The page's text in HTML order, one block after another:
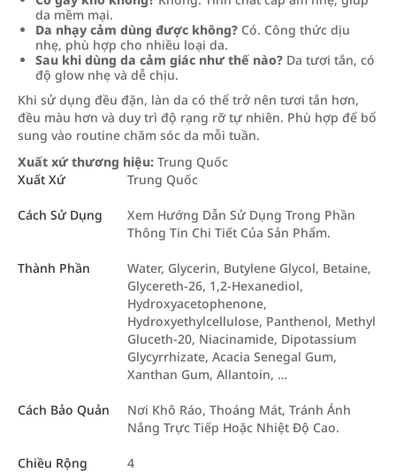
da mềm mại.
Da nhạy cảm dùng được không? Có. Công thức dịu
nhẹ, phù hợp cho nhiều loại da.
Sau khi dùng da cảm giác như thế nào? Da tươi tắn, có
độ glow nhẹ và dễ chịu.
Khi sử dụng đều đặn, làn da có thể trở nên tươi tắn hơn,
đều màu hơn và duy trì độ rạng rỡ tự nhiên. Phù hợp để bổ
sung vào routine chăm sóc da mỗi tuần.
Xuất xứ thương hiệu: Trung Quốc
Xuất Xứ
Trung Quốc
Cách Sử Dụng
Xem Hướng Dẫn Sử Dụng Trong Phần
Thông Tin Chi Tiết Của Sản Phẩm.
Thành Phần
Water, Glycerin, Butylene Glycol, Betaine,
Glycereth-26, 1,2-Hexanediol,
Hydroxyacetophenone,
Hydroxyethylcellulose, Panthenol, Methyl
Gluceth-20, Niacinamide, Dipotassium
Glycyrrhizate, Acacia Senegal Gum,
Xanthan Gum, Allantoin, …
Cách Bảo Quản
Nơi Khô Ráo, Thoáng Mát, Tránh Ánh
Nắng Trực Tiếp Hoặc Nhiệt Độ Cao.
Chiều Rộng 4